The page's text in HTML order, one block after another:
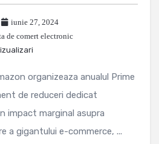
iunie 27, 2024
de comert electronic
organizeaza anualul Prime
de reduceri dedicat
impact marginal asupra
a gigantului e-commerce, ...